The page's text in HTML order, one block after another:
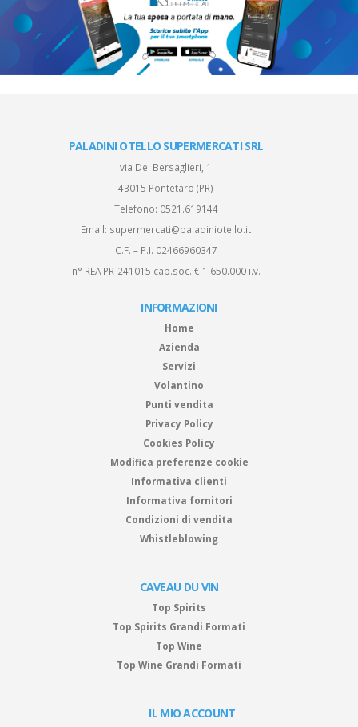
PALADINI OTELLO SUPERMERCATI SRL
via Dei Bersaglieri, 1
43015 Pontetaro (PR)
Telefono: 0521.619144
Email: supermercati@paladiniotello.it
C.F. – P.I. 02466960347
n° REA PR-241015 cap.soc. € 1.650.000 i.v.
INFORMAZIONI
Home
Azienda
Servizi
Volantino
Punti vendita
Privacy Policy
Cookies Policy
Modifica preferenze cookie
Informativa clienti
Informativa fornitori
Condizioni di vendita
Whistleblowing
CAVEAU DU VIN
Top Spirits
Top Spirits Grandi Formati
Top Wine
Top Wine Grandi Formati
IL MIO ACCOUNT